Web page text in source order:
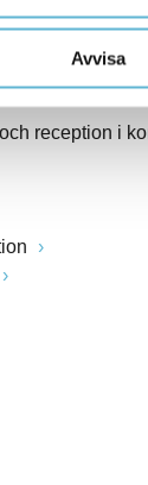
Avvisa
reception i